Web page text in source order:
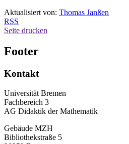
Aktualisiert von: Thomas Janßen
RSS
Seite drucken
Footer
Kontakt
Universität Bremen
Fachbereich 3
AG Didaktik der Mathematik
Gebäude MZH
Bibliothekstraße 5